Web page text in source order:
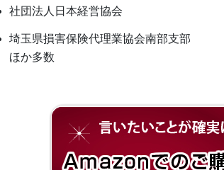
社団法人日本経営協会
埼玉県損害保険代理業協会南部支部
ほか多数